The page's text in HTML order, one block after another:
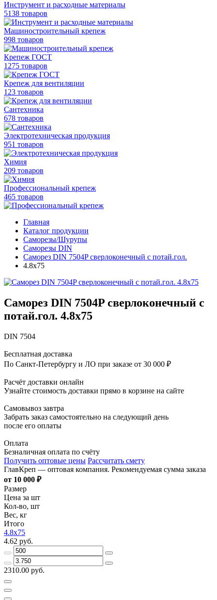
Инструмент и расходные материалы
5138 товаров
Машиностроительный крепеж
998 товаров
Крепеж ГОСТ
1275 товаров
Крепеж для вентиляции
123 товаров
Сантехника
678 товаров
Электротехническая продукция
951 товаров
Химия
209 товаров
Профессиональный крепеж
465 товаров
Главная
Каталог продукции
Саморезы/Шурупы
Саморезы DIN
Саморез DIN 7504P сверлоконечный с потай.гол.
4.8x75
Саморез DIN 7504P сверлоконечный с
потай.гол. 4.8x75
DIN 7504
Бесплатная доставка
По Санкт-Петербургу и ЛО при заказе от 30 000 ₽
Расчёт доставки онлайн
Узнайте стоимость доставки прямо в корзине на сайте
Самовывоз завтра
Забрать заказ самостоятельно на следующий день
после его оплаты
Оплата
Безналичная оплата по счёту
Получить оптовые цены Рассчитать смету
ГлавКреп — оптовая компания. Рекомендуемая сумма заказа
от 10 000 ₽
Размер
Цена за шт
Кол-во, шт
Вес, кг
Итого
4.8x75
4.62 руб.
2310.00 руб.